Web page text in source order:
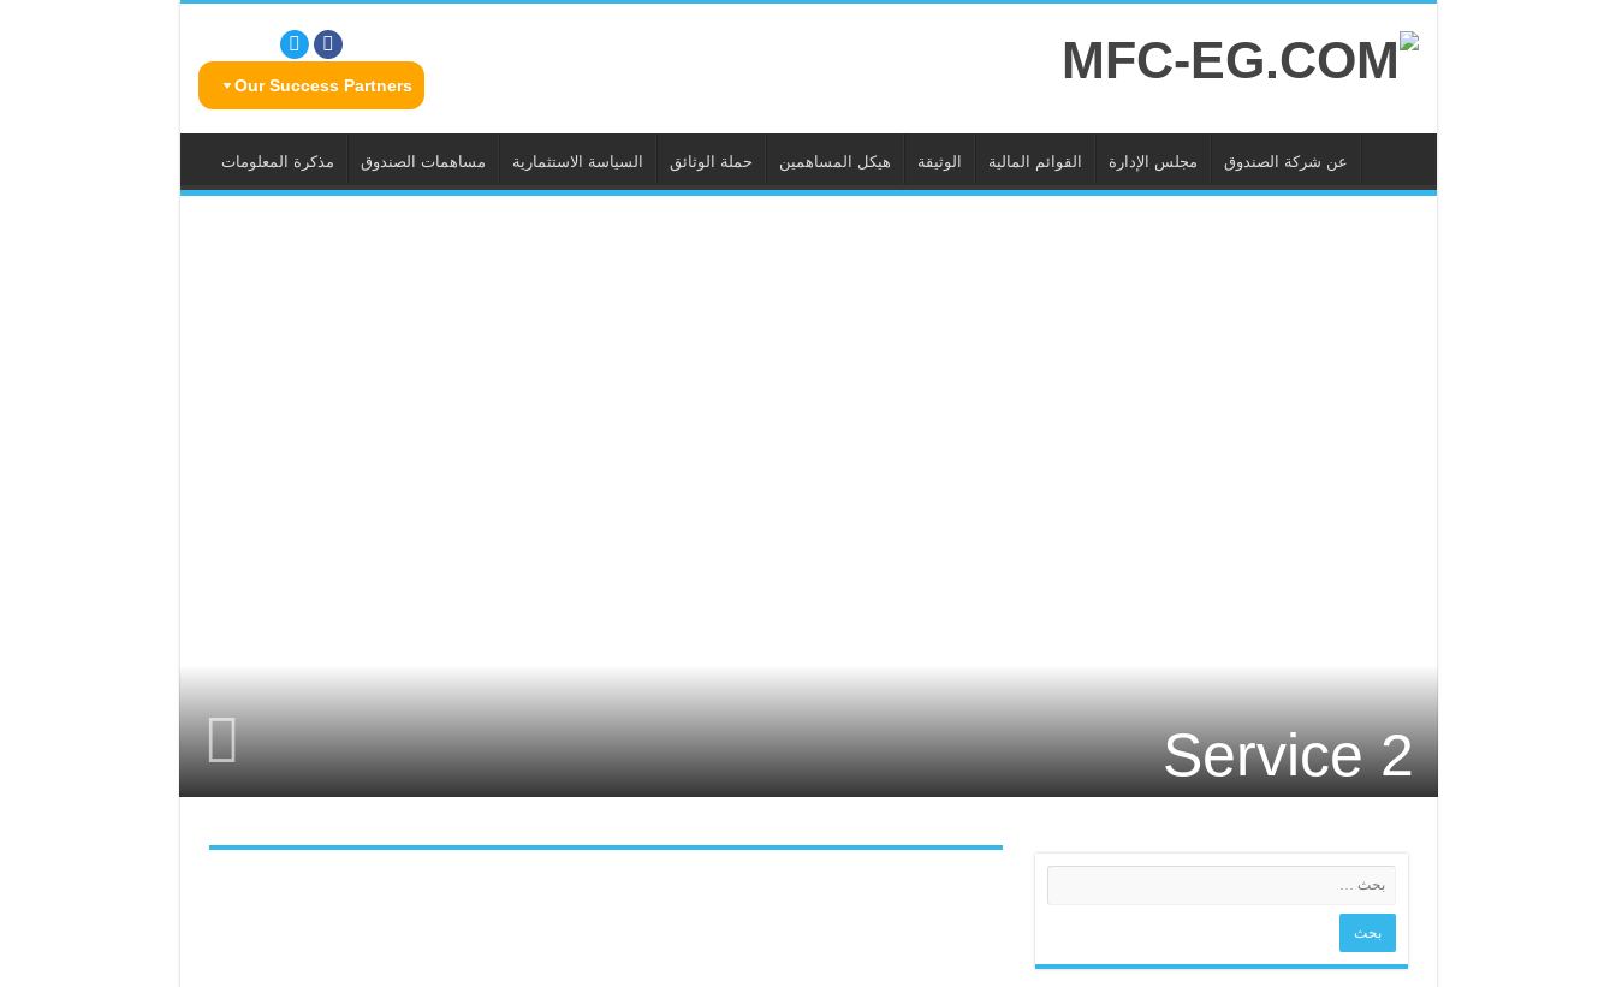
Our Success Partners
عن شركة الصندوق مجلس الإدارة القوائم المالية الوثيقة هيكل المساهمين حملة الوثائق السياسة الاستثمارية مساهمات الصندوق مذكرة المعلومات
Service 2